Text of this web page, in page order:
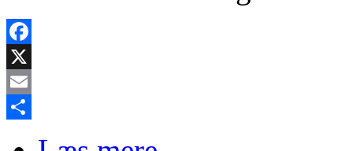
Facebook
X
Email